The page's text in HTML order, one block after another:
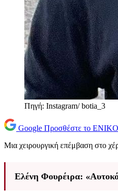
Πηγή: Instagram/ botia_3
Google Προσθέστε το
Μια χειρουργική επέμβαση στο
Ελένη Φουρέιρα: